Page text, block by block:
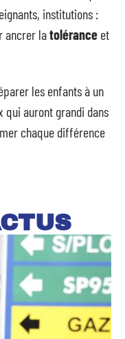
institutions :
ancrer latolérance et
les enfants à un
qui auront grandi dans
chaque différence